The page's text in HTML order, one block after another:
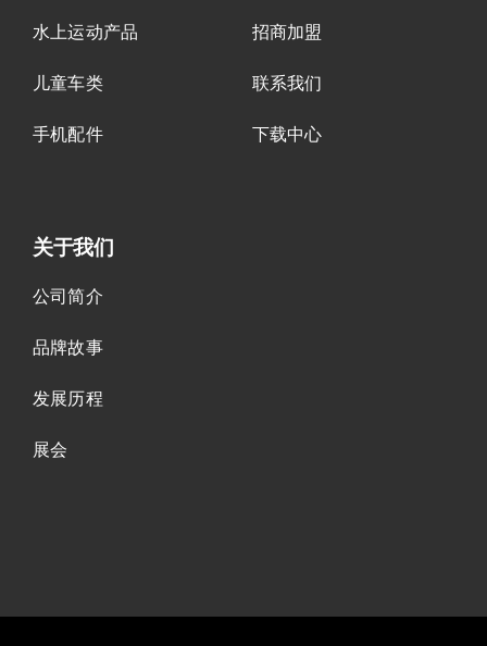
水上运动产品
儿童车类
手机配件
招商加盟
联系我们
下载中心
关于我们
公司简介
品牌故事
发展历程
展会